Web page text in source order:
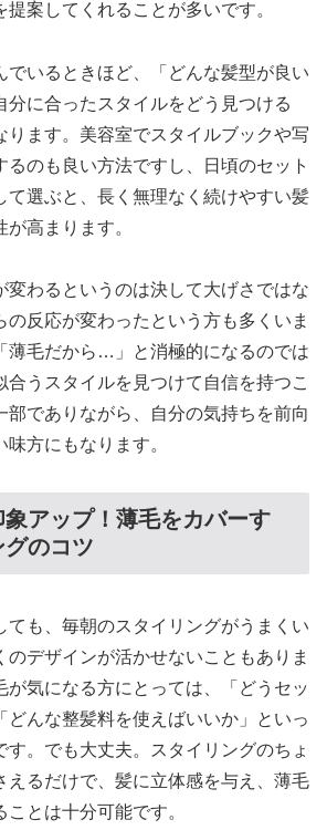
案してくれることが多いです。
でいるときほど、「どんな髪型が良い
分に合ったスタイルをどう見つける
ります。美容室でスタイルブックや写
るのも良い方法ですし、日頃のセット
て選ぶと、長く無理なく続けやすい髪
高まります。
変わるというのは決して大げさではな
の反応が変わったという方も多くいま
薄毛だから…」と消極的になるのでは
合うスタイルを見つけて自信を持つこ
部でありながら、自分の気持ちを前向
方にもなります。
アップ！薄毛をカバーす
のコツ
ても、毎朝のスタイリングがうまくい
のデザインが活かせないこともありま
が気になる方にとっては、「どうセッ
どんな整髪料を使えばいいか」といっ
す。でも大丈夫。スタイリングのちょ
えるだけで、髪に立体感を与え、薄毛
とは十分可能です。